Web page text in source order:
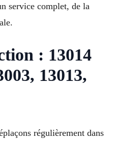
service complet, de la
: 13014
13013,
régulièrement dans